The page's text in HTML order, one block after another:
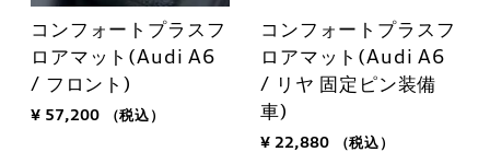
コンフォートプラスフ
ロアマット(Audi A6
/ フロント)
¥ 57,200 （税込）
コンフォートプラスフ
ロアマット(Audi A6
/ リヤ 固定ピン装備
車)
¥ 22,880 （税込）